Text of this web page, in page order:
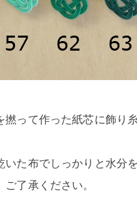
撚って作った紙芯に飾
た布でしっかりと水分
了承ください。